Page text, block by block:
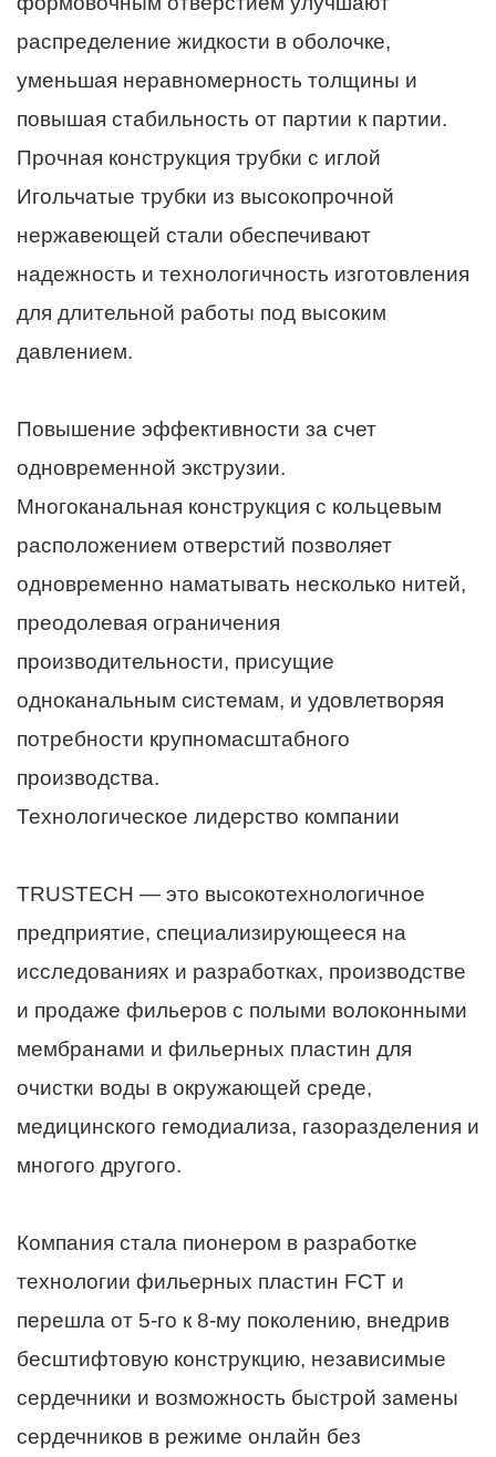
распределение жидкости в оболочке,
уменьшая неравномерность толщины и
повышая стабильность от партии к партии.
Прочная конструкция трубки с иглой
Игольчатые трубки из высокопрочной
нержавеющей стали обеспечивают
надежность и технологичность изготовления
для длительной работы под высоким
давлением.
Повышение эффективности за счет
одновременной экструзии.
Многоканальная конструкция с кольцевым
расположением отверстий позволяет
одновременно наматывать несколько нитей,
преодолевая ограничения
производительности, присущие
одноканальным системам, и удовлетворяя
потребности крупномасштабного
производства.
Технологическое лидерство компании
TRUSTECH — это высокотехнологичное
предприятие, специализирующееся на
исследованиях и разработках, производстве
и продаже фильеров с полыми волоконными
мембранами и фильерных пластин для
очистки воды в окружающей среде,
медицинского гемодиализа, газоразделения и
многого другого.
Компания стала пионером в разработке
технологии фильерных пластин FCT и
перешла от 5-го к 8-му поколению, внедрив
бесштифтовую конструкцию, независимые
сердечники и возможность быстрой замены
сердечников в режиме онлайн без